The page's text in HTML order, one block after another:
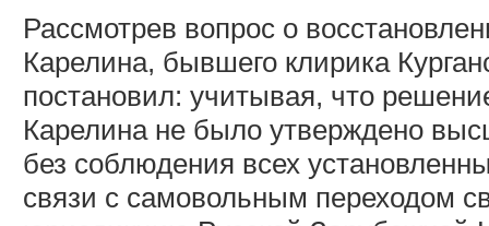
Рассмотрев вопрос о
Карелина, бывшего клирика
постановил: учитывая, что
Карелина не было утверждено
без соблюдения всех
связи с самовольным переходом